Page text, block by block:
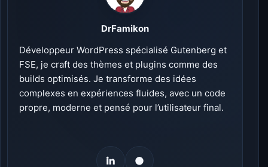
DrFamikon
Développeur WordPress spécialisé Gutenberg et
FSE, je craft des thèmes et plugins comme des
builds optimisés. Je transforme des idées
complexes en expériences fluides, avec un code
propre, moderne et pensé pour l’utilisateur final.